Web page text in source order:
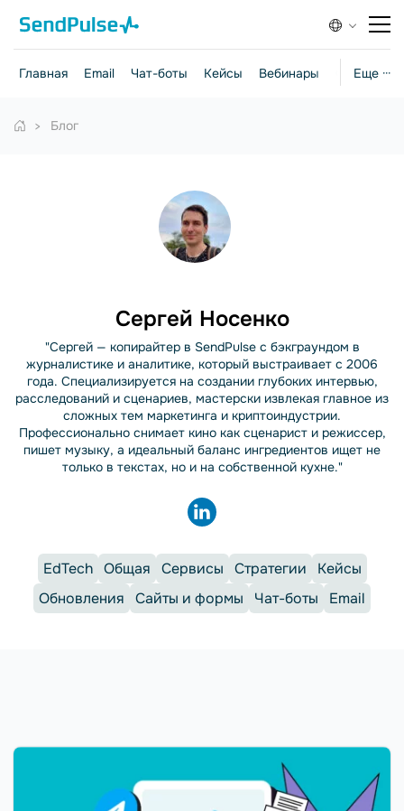
Еще ···
Главная Email Чат-боты Кейсы Вебинары Стратегии
Блог
Сергей Носенко
"Сергей — копирайтер в SendPulse с бэкграундом в
журналистике и аналитике, который выстраивает с 2006
года. Специализируется на создании глубоких интервью,
расследований и сценариев, мастерски извлекая главное из
сложных тем маркетинга и криптоиндустрии.
Профессионально снимает кино как сценарист и режиссер,
пишет музыку, а идеальный баланс ингредиентов ищет не
только в текстах, но и на собственной кухне."
EdTech Общая Сервисы Стратегии
Кейсы
Обновления
Сайты и формы Чат-боты Email